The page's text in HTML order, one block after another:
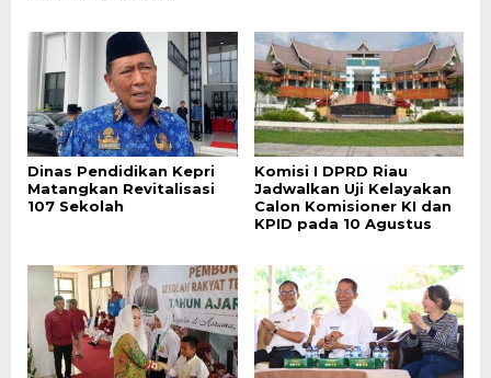
Dinas Pendidikan Kepri
Matangkan Revitalisasi
107 Sekolah
Komisi I DPRD Riau
Jadwalkan Uji Kelayakan
Calon Komisioner KI dan
KPID pada 10 Agustus